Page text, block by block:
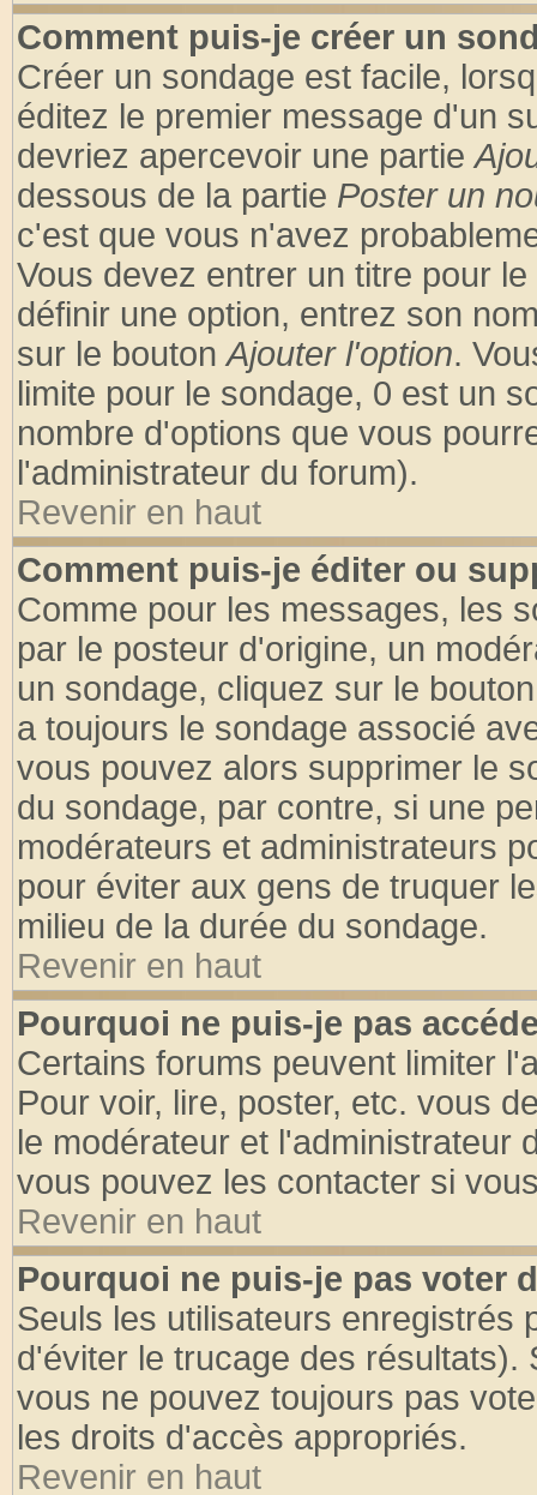
Comment puis-je créer un
Créer un sondage est facile,
éditez le premier message d'un
devriez apercevoir une partie
dessous de la partie Poster un
c'est que vous n'avez
Vous devez entrer un titre pour
définir une option, entrez son
sur le boutonAjouter l'option.
limite pour le sondage, 0 est un
nombre d'options que vous
l'administrateur du forum).
Revenir en haut
Comment puis-je éditer ou
Comme pour les messages, les
par le posteur d'origine, un
un sondage, cliquez sur le
a toujours le sondage associé
vous pouvez alors supprimer le
du sondage, par contre, si une
modérateurs et administrateurs
pour éviter aux gens de truquer
milieu de la durée du sondage.
Revenir en haut
Pourquoi ne puis-je pas
Certains forums peuvent limiter
Pour voir, lire, poster, etc. vous
le modérateur et l'administrateur
vous pouvez les contacter si
Revenir en haut
Pourquoi ne puis-je pas voter
Seuls les utilisateurs enregistrés
d'éviter le trucage des
vous ne pouvez toujours pas
les droits d'accès appropriés.
Revenir en haut